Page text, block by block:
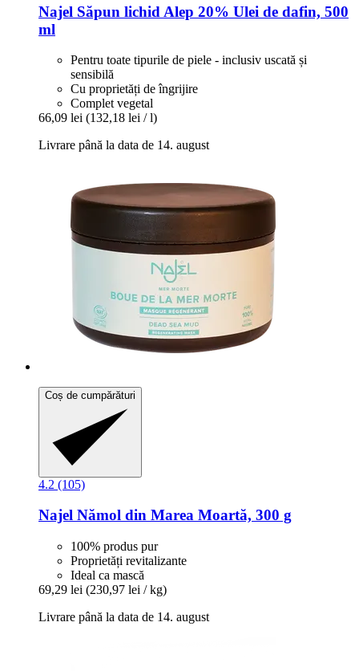
Najel Săpun lichid Alep 20% Ulei de dafin, 500
ml
Pentru toate tipurile de piele - inclusiv uscată și
sensibilă
Cu proprietăți de îngrijire
Complet vegetal
66,09 lei (132,18 lei / l)
Livrare până la data de 14. august
Coș de cumpărături
4.2 (105)
Najel Nămol din Marea Moartă, 300 g
100% produs pur
Proprietăți revitalizante
Ideal ca mască
69,29 lei (230,97 lei / kg)
Livrare până la data de 14. august